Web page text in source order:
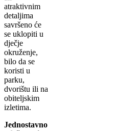
atraktivnim
detaljima
savršeno će
se uklopiti u
dječje
okruženje,
bilo da se
koristi u
parku,
dvorištu ili na
obiteljskim
izletima.
Jednostavno